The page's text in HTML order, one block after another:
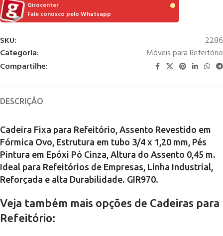
Girocenter
Fale conosco pelo Whatsapp
SKU:
2286
Categoria:
Móveis para Refeitório
Compartilhe:
DESCRIÇÃO
Cadeira Fixa para Refeitório, Assento Revestido em
Fórmica Ovo, Estrutura em tubo 3/4 x 1,20 mm, Pés
Pintura em Epóxi Pó Cinza, Altura do Assento 0,45 m.
Ideal para Refeitórios de Empresas, Linha Industrial,
Reforçada e alta Durabilidade. GIR970.
Veja também mais opções de Cadeiras para
Refeitório: